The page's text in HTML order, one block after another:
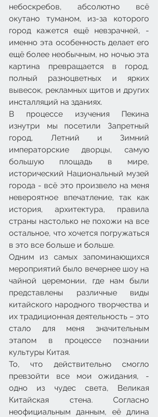
небоскребов, абсолютно всё
окутано туманом, из-за которого
город кажется ещё невзрачней, -
именно эта особенность делает его
ещё более необычным, но ночью эта
картина превращается в город,
полный разноцветных и ярких
вывесок, рекламных щитов и других
инсталляций на зданиях.
В процессе изучения Пекина
изнутри мы посетили Запретный
город, Летний и Зимний
императорские дворцы, самую
большую площадь в мире,
исторический Национальный музей
города - всё это произвело на меня
невероятное впечатление, так как
история, архитектура, правила
страны настолько не похожи на все
остальное, что хочется погружаться
в это все больше и больше.
Одним из самых запоминающихся
мероприятий было вечернее шоу на
чайной церемонии, где нам были
представлены различные виды
китайского народного творчества и
их традиционная деятельность – это
стало для меня значительным
этапом в процессе познании
культуры Китая.
То, что действительно смогло
превзойти все мои ожидания, -
одно из чудес света, Великая
Китайская стена. Согласно
неофициальным данным, её длина